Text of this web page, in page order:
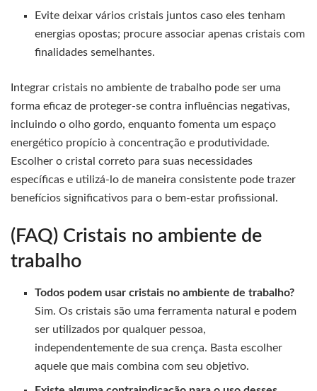
Evite deixar vários cristais juntos caso eles tenham
energias opostas; procure associar apenas cristais com
finalidades semelhantes.
Integrar cristais no ambiente de trabalho pode ser uma
forma eficaz de proteger-se contra influências negativas,
incluindo o olho gordo, enquanto fomenta um espaço
energético propício à concentração e produtividade.
Escolher o cristal correto para suas necessidades
específicas e utilizá-lo de maneira consistente pode trazer
benefícios significativos para o bem-estar profissional.
(FAQ) Cristais no ambiente de
trabalho
Todos podem usar cristais no ambiente de trabalho?
Sim. Os cristais são uma ferramenta natural e podem
ser utilizados por qualquer pessoa,
independentemente de sua crença. Basta escolher
aquele que mais combina com seu objetivo.